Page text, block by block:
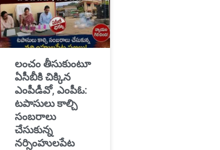
​లంచం తీసుకుంటూ
ఏసీబీకి చిక్కిన
ఎంపీడీవో, ఎంపీఓ:
టపాసులు కాల్చి
సంబరాలు
చేసుకున్న
నర్సింహులపేట